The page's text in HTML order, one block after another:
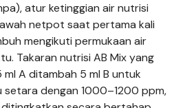
atur ketinggian air nutrisi
netpot saat pertama kali
mengikuti permukaan air
Takaran nutrisi AB Mix yang
A ditambah 5 ml B untuk
setara dengan 1000–1200 ppm,